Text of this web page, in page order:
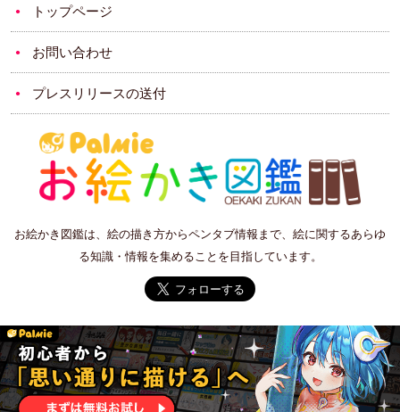
トップページ
お問い合わせ
プレスリリースの送付
お絵かき図鑑は、絵の描き方からペンタブ情報まで、絵に関するあらゆ
る知識・情報を集めることを目指しています。